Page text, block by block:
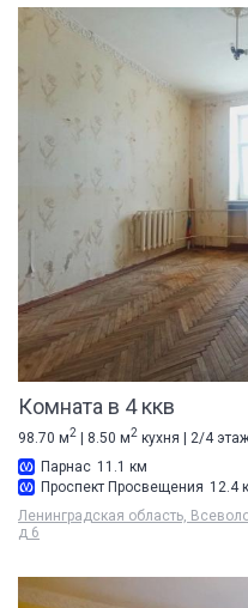
Комната в 4 ккв
98.70 м2 | 8.50 м2 кухня | 2/4
Парнас 11.1 км
Проспект Просвещения 12.4
Ленинградская область,
д 6